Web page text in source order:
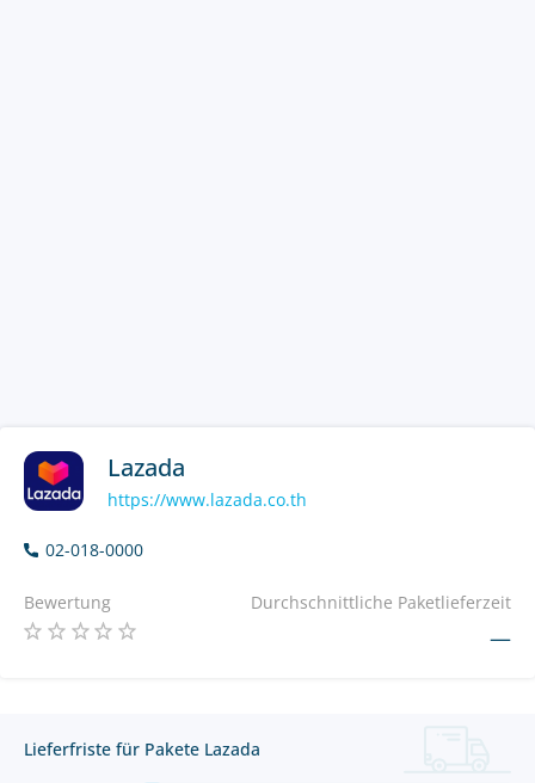
Lazada
https://www.lazada.co.th
02-018-0000
Bewertung Durchschnittliche Paketlieferzeit
—
Lieferfriste für Pakete Lazada